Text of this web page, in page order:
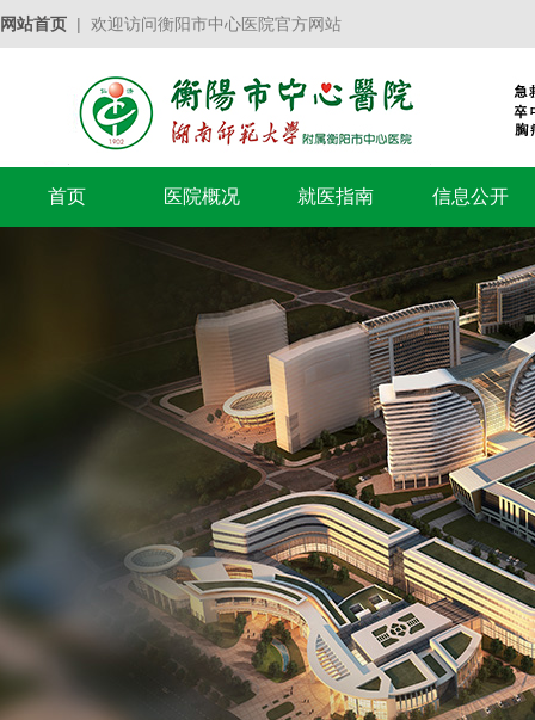
网站首页 | 欢迎访问衡阳市中心医院官方网站
首页 医院概况 就医指南 信息公开